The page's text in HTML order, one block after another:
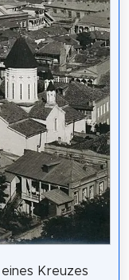
Kreuzes